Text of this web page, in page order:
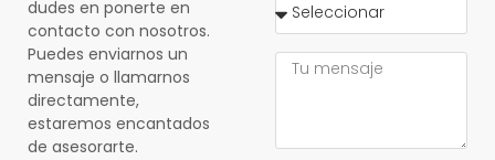
dudes en ponerte en
contacto con nosotros.
Puedes enviarnos un
mensaje o llamarnos
directamente,
estaremos encantados
de asesorarte.